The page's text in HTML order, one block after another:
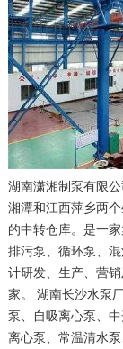
湖南潇湘制泵有限
湘潭和江西萍乡两
的中转仓库。是一
排污泵、循环泵、
计研发、生产、营
家。 湖南长沙水泵
泵、自吸离心泵、
离心泵、常温清水